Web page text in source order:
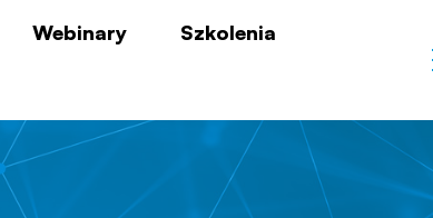
Webinary Szkolenia